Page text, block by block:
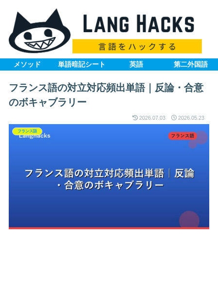
メソッド 単語暗記シート 英語 第二外国語
フランス語の対立対応頻出単語｜反論・合意
のボキャブラリー
2026.07.03 2026.05.23
フランス語